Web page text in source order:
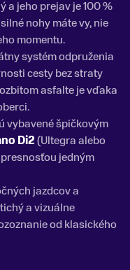
a jeho prejav je 100 %
nohy máte vy, nie
momentu.
systém odpruženia
cesty bez straty
asfalte je vďaka
vybavené špičkovým
Di2(Ultegra alebo
jedným
jazdcov a
a vizuálne
od klasického